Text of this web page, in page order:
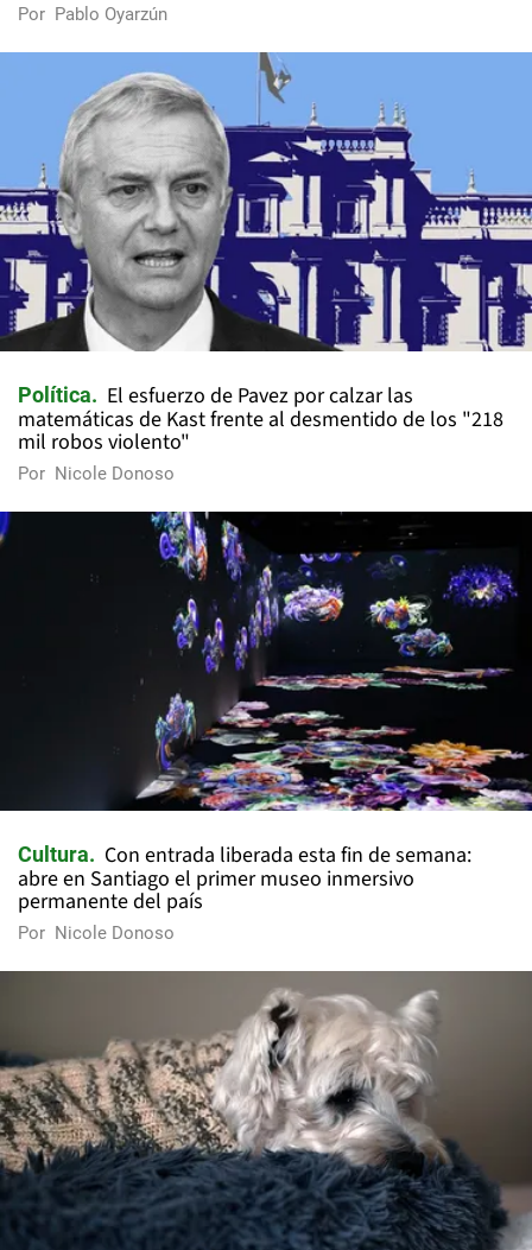
Por Pablo Oyarzún
Política
El esfuerzo de Pavez por calzar las
matemáticas de Kast frente al desmentido de los "218
mil robos violento"
Por Nicole Donoso
Cultura
Con entrada liberada esta fin de semana:
abre en Santiago el primer museo inmersivo
permanente del país
Por Nicole Donoso